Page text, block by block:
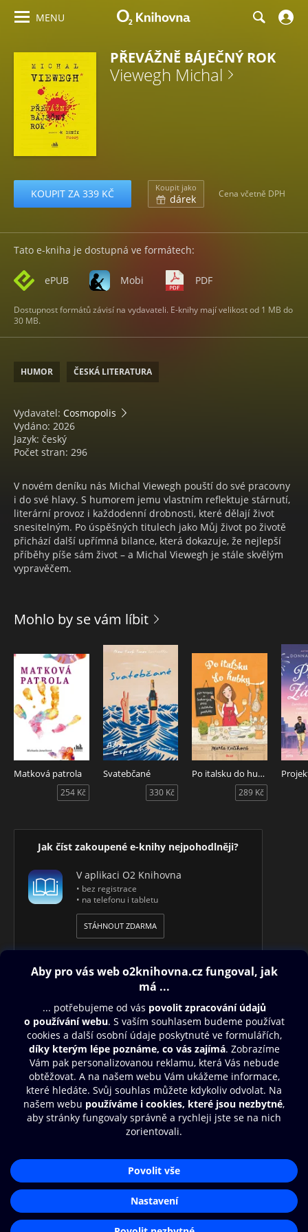
MENU
PŘEVÁŽNĚ BÁJEČNÝ ROK
Viewegh Michal
KOUPIT ZA 339 KČ Koupit jako
dárek Cena včetně DPH
Tato e-kniha je dostupná ve formátech:
ePUB Mobi PDF
Dostupnost formátů závisí na vydavateli. E-knihy mají velikost od 1 MB do
30 MB.
HUMOR ČESKÁ LITERATURA
Vydavatel: Cosmopolis
Vydáno: 2026
Jazyk: český
Počet stran: 296
V novém deníku nás Michal Viewegh pouští do své pracovny
i do své hlavy. S humorem jemu vlastním reflektuje stárnutí,
literární provoz i každodenní drobnosti, které dělají život
snesitelným. Po úspěšných titulech jako Můj život po životě
přichází další upřímná bilance, která dokazuje, že nejlepší
příběhy píše sám život – a Michal Viewegh je stále skvělým
vypravěčem.
Mohlo by se vám líbit
Matková patrola
254 Kč
Svatebčané
330 Kč
Po italsku do hubky
289 Kč
Jak číst zakoupené e-knihy nejpohodlněji?
V aplikaci O2 Knihovna
• bez registrace
• na telefonu i tabletu
STÁHNOUT ZDARMA
Obsah ke stažení
Moje O2 Knihovna
Další zábava
© O2 Czech Republic a.s.
Přístupnost
Zásady zpracování osobních údajů
Nastavení cookies
Aplikace O2 Knihovna
Čti a poslouchej své e-knihy a
audioknihy rychleji a pohodlněji.